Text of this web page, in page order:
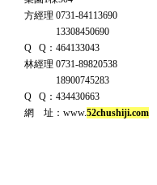
方經理 0731-84113690
13308450690
Q Q：464133043
林經理 0731-89820538
18900745283
Q Q：434430663
網 址：www.52chushiji.com